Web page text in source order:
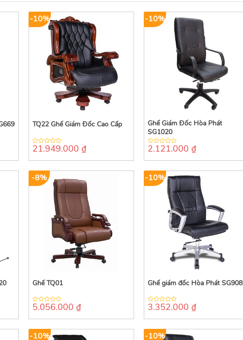
-10%
TQ22 Ghế Giám Đốc Cao Cấp
0
of
21.949.000 ₫
-10%
Ghế Giám Đốc Hòa Phát
SG1020
0
of
2.121.000 ₫
-8%
Ghế TQ01
0
of
5.056.000 ₫
-10%
Ghế giám đốc Hòa Phát SG908
0
of
3.352.000 ₫
-10% -10%